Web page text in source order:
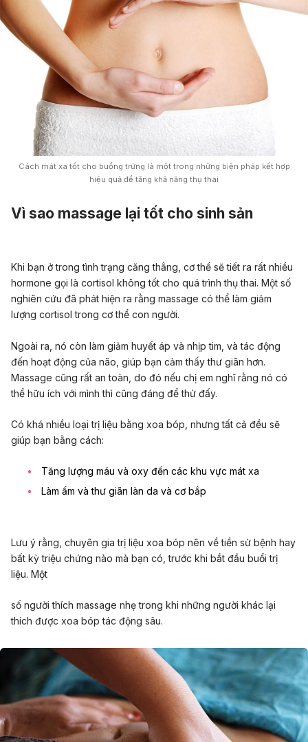
Cách mát xa tốt cho buồng trứng là một trong những biện pháp kết hợp
hiệu quả để tăng khả năng thụ thai
Vì sao massage lại tốt cho sinh sản
Khi bạn ở trong tình trạng căng thẳng, cơ thể sẽ tiết ra rất nhiều
hormone gọi là cortisol không tốt cho quá trình thụ thai. Một số
nghiên cứu đã phát hiện ra rằng massage có thể làm giảm
lượng cortisol trong cơ thể con người.
Ngoài ra, nó còn làm giảm huyết áp và nhịp tim, và tác động
đến hoạt động của não, giúp bạn cảm thấy thư giãn hơn.
Massage cũng rất an toàn, do đó nếu chị em nghĩ rằng nó có
thể hữu ích với mình thì cũng đáng để thử đấy.
Có khá nhiều loại trị liệu bằng xoa bóp, nhưng tất cả đều sẽ
giúp bạn bằng cách:
Tăng lượng máu và oxy đến các khu vực mát xa
Làm ấm và thư giãn làn da và cơ bắp
Lưu ý rằng, chuyên gia trị liệu xoa bóp nên về tiền sử bệnh hay
bất kỳ triệu chứng nào mà bạn có, trước khi bắt đầu buổi trị
liệu. Một
số người thích massage nhẹ trong khi những người khác lại
thích được xoa bóp tác động sâu.